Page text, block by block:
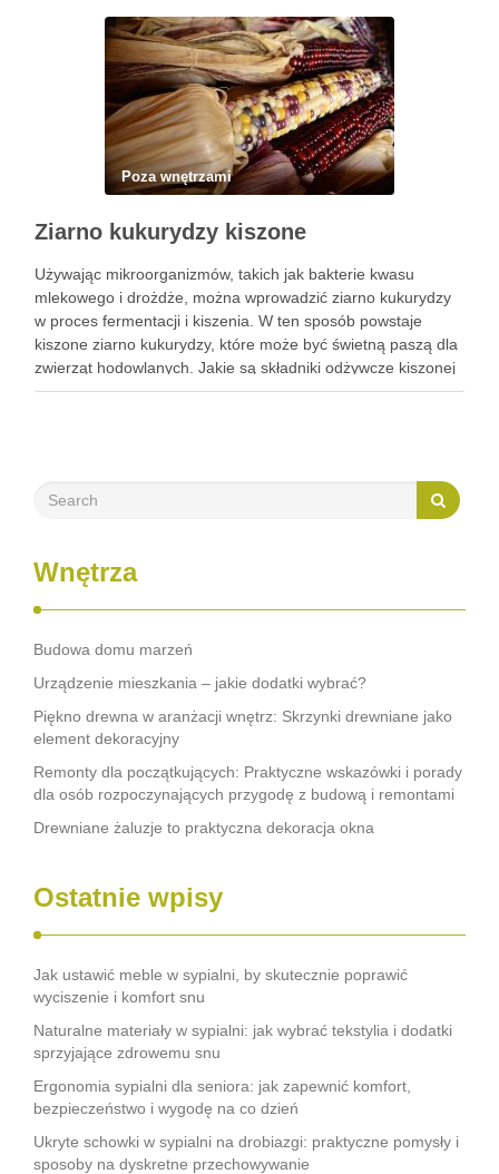
Poza wnętrzami
Ziarno kukurydzy kiszone
Używając mikroorganizmów, takich jak bakterie kwasu
mlekowego i drożdże, można wprowadzić ziarno kukurydzy
w proces fermentacji i kiszenia. W ten sposób powstaje
kiszone ziarno kukurydzy, które może być świetną paszą dla
zwierząt hodowlanych. Jakie są składniki odżywcze kiszonej
kukurydzy? Ziarno kukurydzy kiszone zawiera w sobie
Wnętrza
Budowa domu marzeń
Urządzenie mieszkania – jakie dodatki wybrać?
Piękno drewna w aranżacji wnętrz: Skrzynki drewniane jako
element dekoracyjny
Remonty dla początkujących: Praktyczne wskazówki i porady
dla osób rozpoczynających przygodę z budową i remontami
Drewniane żaluzje to praktyczna dekoracja okna
Ostatnie wpisy
Jak ustawić meble w sypialni, by skutecznie poprawić
wyciszenie i komfort snu
Naturalne materiały w sypialni: jak wybrać tekstylia i dodatki
sprzyjające zdrowemu snu
Ergonomia sypialni dla seniora: jak zapewnić komfort,
bezpieczeństwo i wygodę na co dzień
Ukryte schowki w sypialni na drobiazgi: praktyczne pomysły i
sposoby na dyskretne przechowywanie